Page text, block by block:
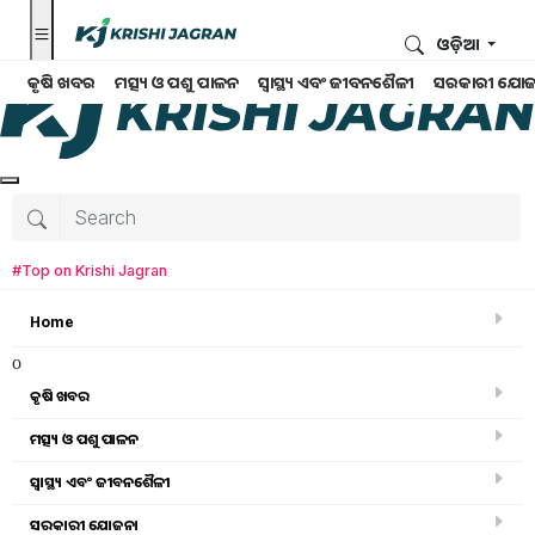
କୃଷି ଖବର ମତ୍ସ୍ୟ ଓ ପଶୁ ପାଳନ ସ୍ୱାସ୍ଥ୍ୟ ଏବଂ ଜୀବନଶୈଳୀ ସରକାରୀ
ଓଡ଼ିଆ
#Top on Krishi Jagran
Home
o
କୃଷି ଖବର
ମତ୍ସ୍ୟ ଓ ପଶୁ ପାଳନ
ସ୍ୱାସ୍ଥ୍ୟ ଏବଂ ଜୀବନଶୈଳୀ
ସରକାରୀ ଯୋଜନା
କୃଷି ବିଶ୍ବକୋଷ